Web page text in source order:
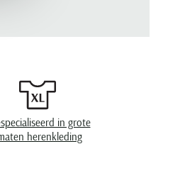
in grote
herenkleding